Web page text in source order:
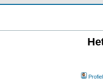
Profiel